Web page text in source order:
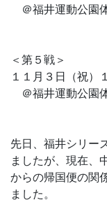
＠福井運動公園
＜第５戦＞
１１月３日（祝）
＠福井運動公園
先日、福井シリー
ましたが、現在、
からの帰国便の関
ました。